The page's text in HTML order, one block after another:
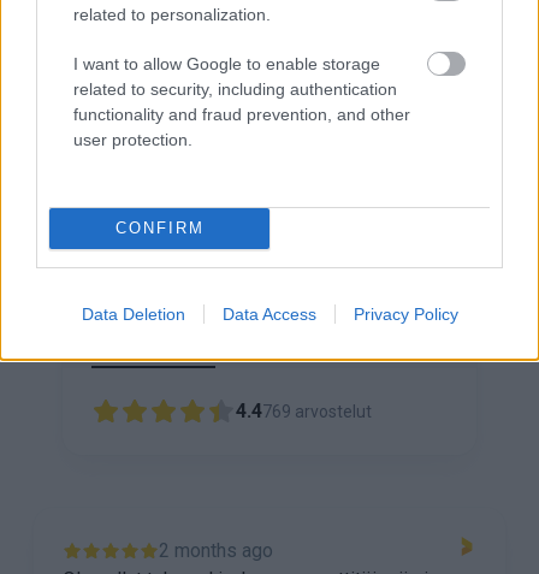
related to personalization.
I want to allow Google to enable storage
related to security, including authentication
functionality and fraud prevention, and other
user protection.
CONFIRM
Data Deletion Data Access Privacy Policy
Asiakkaidemme
kokemuksia
4.4769 arvostelut
22 days ago